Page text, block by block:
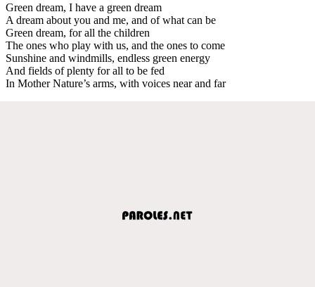
Green dream, I have a green dream
A dream about you and me, and of what can be
Green dream, for all the children
The ones who play with us, and the ones to come
Sunshine and windmills, endless green energy
And fields of plenty for all to be fed
In Mother Nature’s arms, with voices near and far